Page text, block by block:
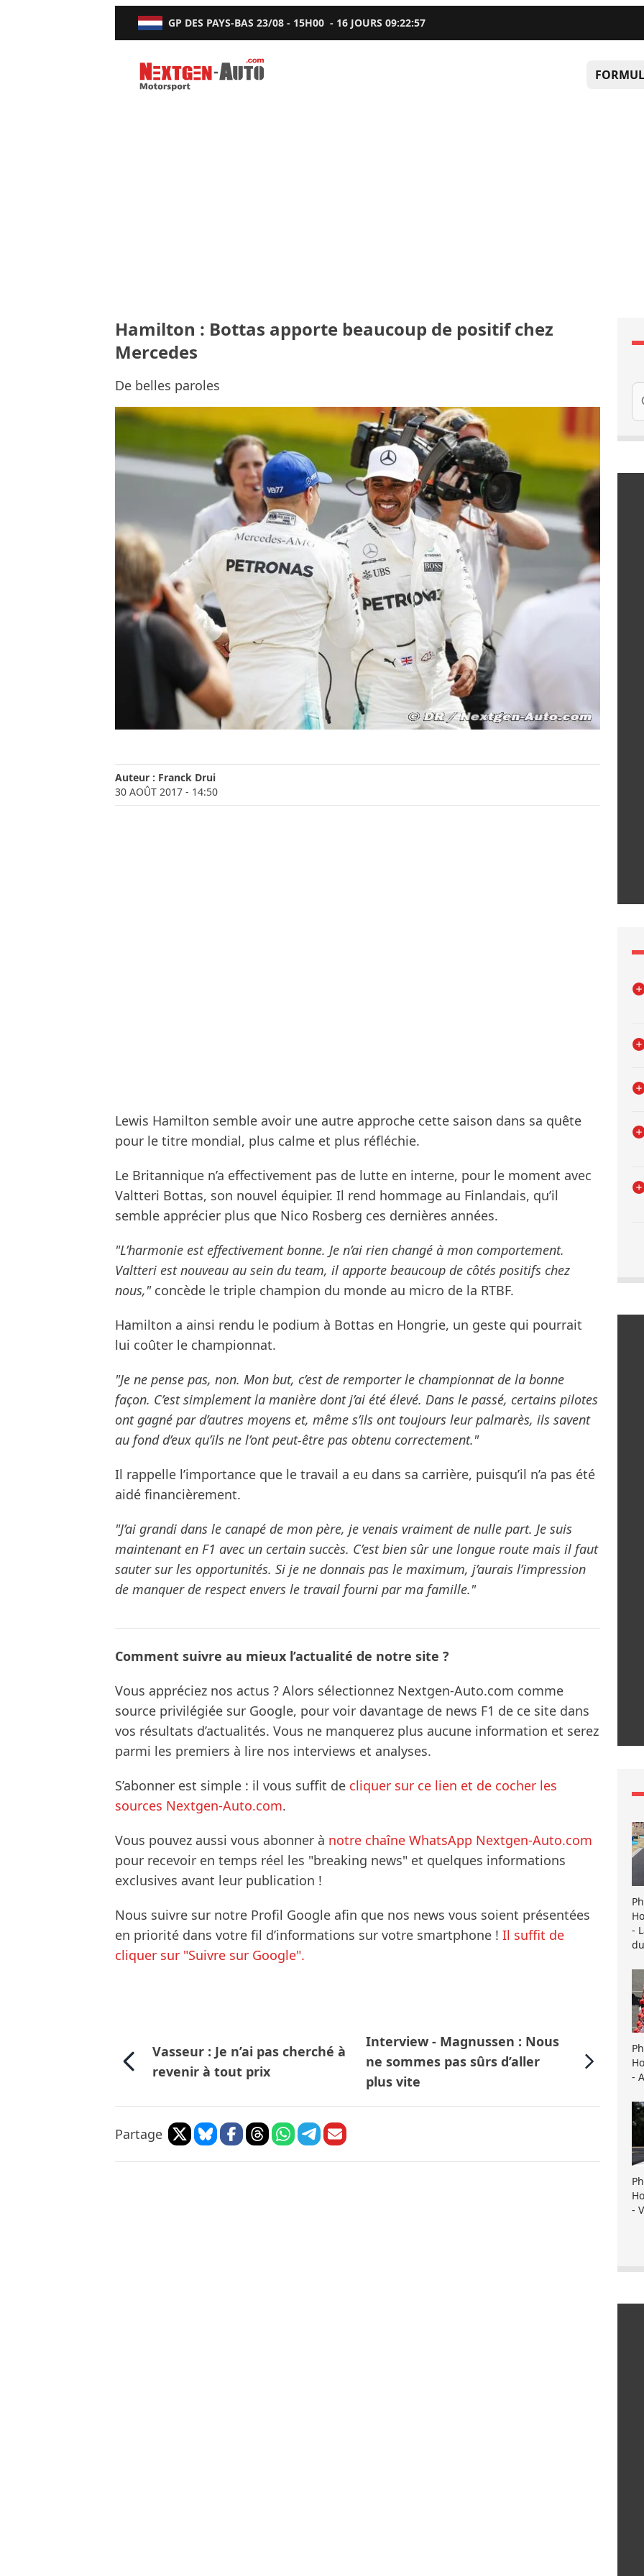
GP DES PAYS-BAS 23/08 - 15H00 - 16 JOURS09:22:56
Nextgen-Auto.com
Hamilton : Bottas apporte beaucoup de positif chez
Mercedes
De belles paroles
Auteur : Franck Drui
30 AOÛT 2017 - 14:50
Lewis Hamilton semble avoir une autre approche cette saison dans sa quête
pour le titre mondial, plus calme et plus réfléchie.
Le Britannique n’a effectivement pas de lutte en interne, pour le moment avec
Valtteri Bottas, son nouvel équipier. Il rend hommage au Finlandais, qu’il
semble apprécier plus que Nico Rosberg ces dernières années.
"L’harmonie est effectivement bonne. Je n’ai rien changé à mon comportement.
Valtteri est nouveau au sein du team, il apporte beaucoup de côtés positifs chez
nous,"concède le triple champion du monde au micro de la RTBF.
Hamilton a ainsi rendu le podium à Bottas en Hongrie, un geste qui pourrait
lui coûter le championnat.
"Je ne pense pas, non. Mon but, c’est de remporter le championnat de la bonne
façon. C’est simplement la manière dont j’ai été élevé. Dans le passé, certains pilotes
ont gagné par d’autres moyens et, même s’ils ont toujours leur palmarès, ils savent
au fond d’eux qu’ils ne l’ont peut-être pas obtenu correctement."
Il rappelle l’importance que le travail a eu dans sa carrière, puisqu’il n’a pas été
aidé financièrement.
"J’ai grandi dans le canapé de mon père, je venais vraiment de nulle part. Je suis
maintenant en F1 avec un certain succès. C’est bien sûr une longue route mais il faut
sauter sur les opportunités. Si je ne donnais pas le maximum, j’aurais l’impression
de manquer de respect envers le travail fourni par ma famille."
Comment suivre au mieux l’actualité de notre site ?
Vous appréciez nos actus ? Alors sélectionnez Nextgen-Auto.com comme
source privilégiée sur Google, pour voir davantage de news F1 de ce site dans
vos résultats d’actualités. Vous ne manquerez plus aucune information et serez
parmi les premiers à lire nos interviews et analyses.
S’abonner est simple : il vous suffit de cliquer sur ce lien et de cocher les
sources Nextgen-Auto.com.
Vous pouvez aussi vous abonner à notre chaîne WhatsApp Nextgen-Auto.com
pour recevoir en temps réel les "breaking news" et quelques informations
exclusives avant leur publication !
Nous suivre sur notre Profil Google afin que nos news vous soient présentées
en priorité dans votre fil d’informations sur votre smartphone ! Il suffit de
cliquer sur "Suivre sur Google".
Vasseur : Je n’ai pas cherché à
revenir à tout prix
Interview - Magnussen : Nous
ne sommes pas sûrs d’aller
plus vite
Partage
-
-
-